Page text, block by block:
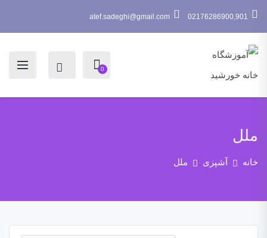
02176286900,901
atef.sadeghi@gmail.com
0
ملل
خانه آشپزی ملل